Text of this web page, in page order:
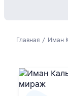
Главная Иман